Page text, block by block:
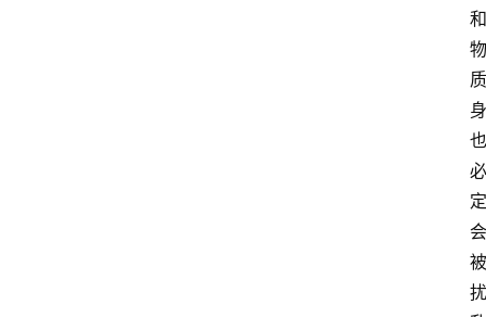
和
物
质
身
也
必
定
会
被
扰